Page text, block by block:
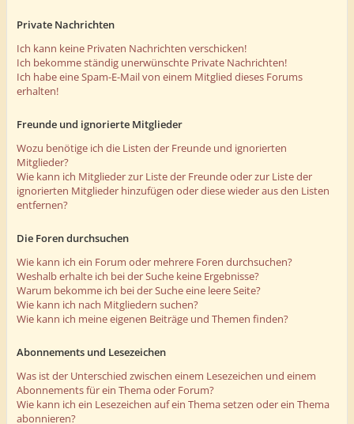
Private Nachrichten
Ich kann keine Privaten Nachrichten verschicken!
Ich bekomme ständig unerwünschte Private Nachrichten!
Ich habe eine Spam-E-Mail von einem Mitglied dieses Forums
erhalten!
Freunde und ignorierte Mitglieder
Wozu benötige ich die Listen der Freunde und ignorierten
Mitglieder?
Wie kann ich Mitglieder zur Liste der Freunde oder zur Liste der
ignorierten Mitglieder hinzufügen oder diese wieder aus den Listen
entfernen?
Die Foren durchsuchen
Wie kann ich ein Forum oder mehrere Foren durchsuchen?
Weshalb erhalte ich bei der Suche keine Ergebnisse?
Warum bekomme ich bei der Suche eine leere Seite?
Wie kann ich nach Mitgliedern suchen?
Wie kann ich meine eigenen Beiträge und Themen finden?
Abonnements und Lesezeichen
Was ist der Unterschied zwischen einem Lesezeichen und einem
Abonnements für ein Thema oder Forum?
Wie kann ich ein Lesezeichen auf ein Thema setzen oder ein Thema
abonnieren?